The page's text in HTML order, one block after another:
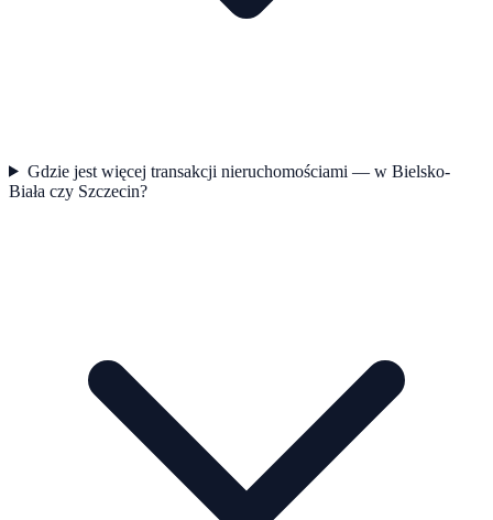
Gdzie jest więcej transakcji nieruchomościami — w Bielsko-
Biała czy Szczecin?